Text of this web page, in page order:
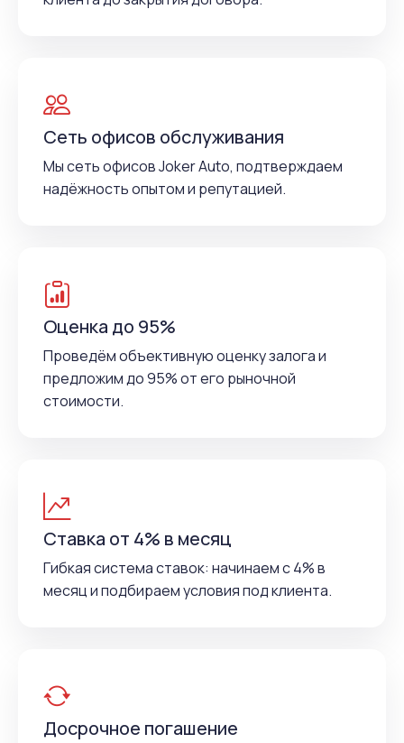
Сеть офисов обслуживания
Мы сеть офисов Joker Auto, подтверждаем
надёжность опытом и репутацией.
Оценка до 95%
Проведём объективную оценку залога и
предложим до 95% от его рыночной
стоимости.
Ставка от 4% в месяц
Гибкая система ставок: начинаем с 4% в
месяц и подбираем условия под клиента.
Досрочное погашение